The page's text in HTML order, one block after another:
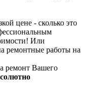
цене - сколько это
Или
ремонтные работы на
ремонт Вашего